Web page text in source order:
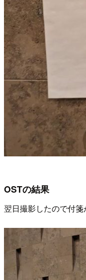
OSTの結果
翌日撮影したので付箋